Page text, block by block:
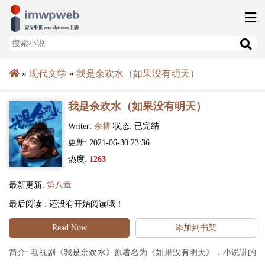
» 现代文学 » 我是余欢水（如果没有明天）
我是余欢水（如果没有明天）
Writer: 余耕状态: 已完结
更新: 2021-06-30 23:36
热度: 1263
最新更新: 第八章
最后阅读 : 还没有开始阅读哦！
Read Now 添加到书架
简介: 电视剧《我是余欢水》原著名为《如果没有明天》，小说讲的